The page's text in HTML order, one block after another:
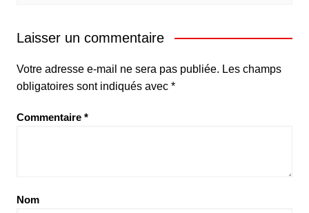
Laisser un commentaire
Votre adresse e-mail ne sera pas publiée. Les champs
obligatoires sont indiqués avec *
Commentaire *
Nom